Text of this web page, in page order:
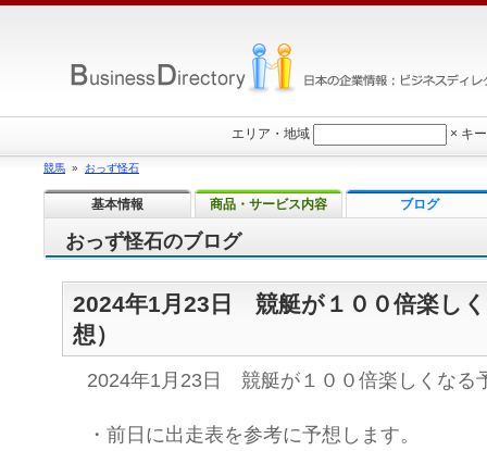
おっず怪石のブログ
2024年1月23日 競艇が１００倍楽し
想）
2024年1月23日 競艇が１００倍楽しくなる
・前日に出走表を参考に予想します。
エリア・地域 × キ
競馬 » おっず怪石
基本情報 商品・サービス内容 ブログ